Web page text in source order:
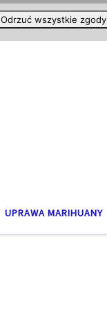
UPRAWA MARIHUANY
Odrzuć wszystkie zgody